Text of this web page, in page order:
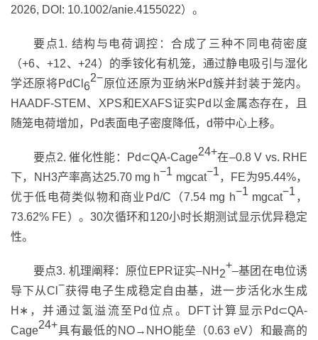
2026, DOI: 10.1002/anie.4155022）。
要点1. 结构与电荷调控：合成了三种不同电荷密度
（+6、+12、+24）的季铵化有机笼，通过静电吸引与湿化
学还原将PdCl 6
2−原位还原为亚纳米Pd簇并封装于笼内。
HAADF-STEM 、 XPS和 EXAFS证实 Pd 以金属态存在，且
随笼电荷增加，
Pd表面电子密度降低， d带中心上移。
要点2.催化性能： Pd⊂QA-Cage24+在–0.8 V vs. RHE
下，
NH3产率高达25.70 mg h−1 mgcat−1， FE为95.44%，
优于低电荷类似物和商业 Pd/C （7.54 mg h−1mgcat−1，
73.62% FE）。30次循环和 120小时长期测试显示优异稳定
性。
要点3. 机理阐释：原位 EPR证实–NH 2
+–基团在电位诱
导下从Cl −获得电子生成稳定自由基，进一步活化水生成
H ∗ ，并通过氢溢流至 Pd 位点。 DFT计算显示 Pd⊂QA-
Cage24+具有最低的 NO→NHO能垒（0.63 eV）和最高的